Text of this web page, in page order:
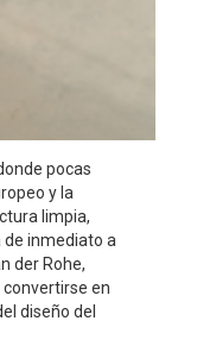
pocas
y la
limpia,
inmediato a
der Rohe,
en
diseño del